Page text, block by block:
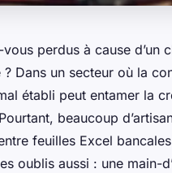
perdus à cause d’un
Dans un secteur où la
établi peut entamer la
beaucoup
feuilles Excel
oublis aussi : une main-